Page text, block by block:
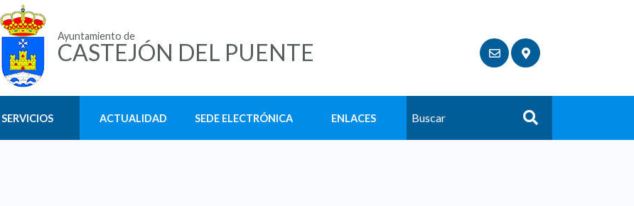
Ayuntamiento de
CASTEJÓN DEL PUENTE
SERVICIOS ACTUALIDAD SEDE ELECTRÓNICA ENLACES Buscar